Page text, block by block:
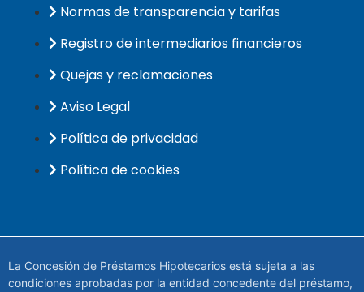
Normas de transparencia y tarifas
Registro de intermediarios financieros
Quejas y reclamaciones
Aviso Legal
Política de privacidad
Política de cookies
La Concesión de Préstamos Hipotecarios está sujeta a las
condiciones aprobadas por la entidad concedente del préstamo,